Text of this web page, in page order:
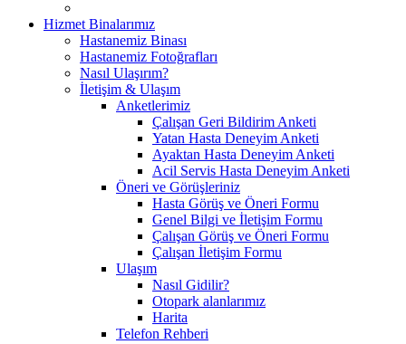
Hizmet Binalarımız
Hastanemiz Binası
Hastanemiz Fotoğrafları
Nasıl Ulaşırım?
İletişim & Ulaşım
Anketlerimiz
Çalışan Geri Bildirim Anketi
Yatan Hasta Deneyim Anketi
Ayaktan Hasta Deneyim Anketi
Acil Servis Hasta Deneyim Anketi
Öneri ve Görüşleriniz
Hasta Görüş ve Öneri Formu
Genel Bilgi ve İletişim Formu
Çalışan Görüş ve Öneri Formu
Çalışan İletişim Formu
Ulaşım
Nasıl Gidilir?
Otopark alanlarımız
Harita
Telefon Rehberi